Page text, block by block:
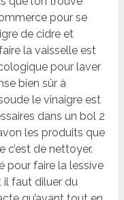
pour se
de cidre et
la vaisselle est
pour laver
bien sûr à
le vinaigre est
dans un bol 2
les produits que
c’est de nettoyer.
pour faire la lessive
il faut diluer du